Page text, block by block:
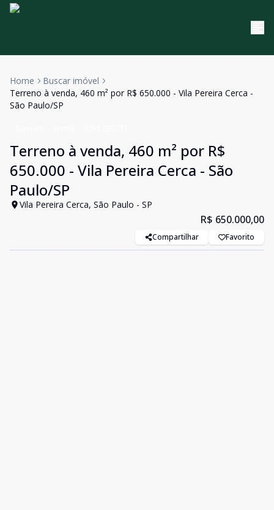
Home
Buscar imóvel
Terreno à venda, 460 m² por R$ 650.000 - Vila Pereira Cerca -
São Paulo/SP
Terreno à venda, 460 m² por R$
650.000 - Vila Pereira Cerca - São
Paulo/SP
Vila Pereira Cerca, São Paulo - SP
R$ 650.000,00
Compartilhar Favorito